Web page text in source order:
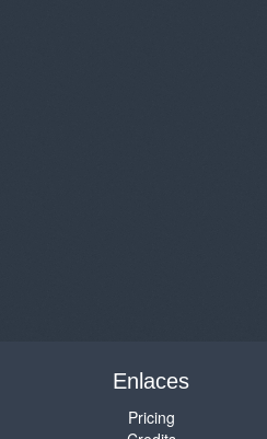
Enlaces
Pricing